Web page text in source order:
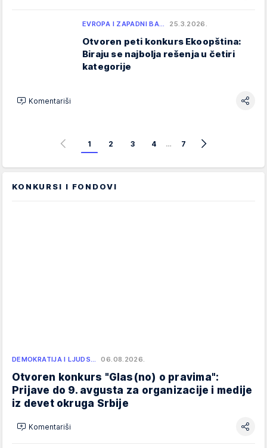
EVROPA I ZAPADNI BA… 25.3.2026.
Otvoren peti konkurs Ekoopština:
Biraju se najbolja rešenja u četiri
kategorije
Komentariši
1 2 3 4 … 7
KONKURSI I FONDOVI
DEMOKRATIJA I LJUDS… 06.08.2026.
Otvoren konkurs "Glas(no) o pravima":
Prijave do 9. avgusta za organizacije i medije
iz devet okruga Srbije
Komentariši